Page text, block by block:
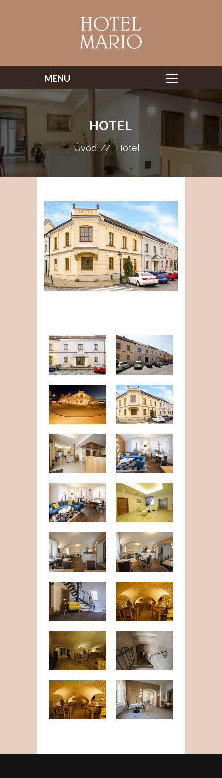
HOTEL
Úvod Hotel